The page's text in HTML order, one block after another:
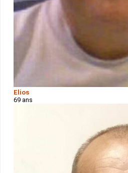
Elios
69 ans